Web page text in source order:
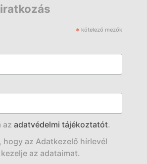
* kötelező mezők
az adatvédelmi tájékoztatót.
hogy az Adatkezelő hírlevél
az adataimat.